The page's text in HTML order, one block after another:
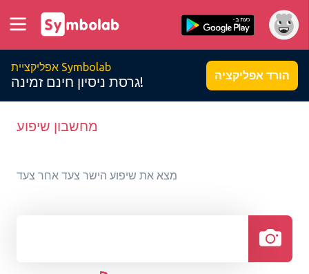
אפליקציית Symbolab
גרסת ניסיון חינם זמינה! הורד אפליקציה
מחשבון שיפוע
מצא את שיפוע הישר צעד אחר צעד